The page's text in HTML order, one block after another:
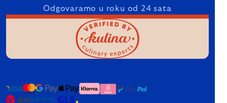
Odgovaramo u roku od 24 sata